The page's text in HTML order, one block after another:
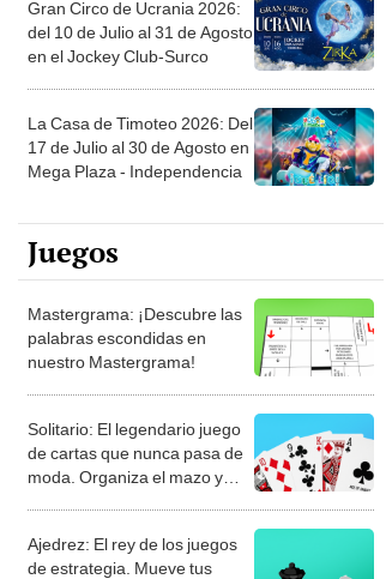
Gran Circo de Ucrania 2026:
del 10 de Julio al 31 de Agosto
en el Jockey Club-Surco
La Casa de Timoteo 2026: Del
17 de Julio al 30 de Agosto en
Mega Plaza - Independencia
Juegos
Mastergrama: ¡Descubre las
palabras escondidas en
nuestro Mastergrama!
Solitario: El legendario juego
de cartas que nunca pasa de
moda. Organiza el mazo y
Ajedrez: El rey de los juegos
de estrategia. Mueve tus